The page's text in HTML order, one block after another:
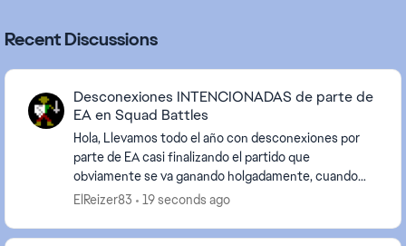
Recent Discussions
Desconexiones INTENCIONADAS de parte de
EA en Squad Battles
Hola, Llevamos todo el año con desconexiones por
parte de EA casi finalizando el partido que
obviamente se va ganando holgadamente, cuando
llega el minuto 78/85 misteriosamente EA te tira
ElReizer83 19 seconds ago